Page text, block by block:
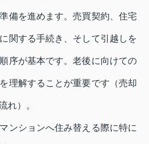
備を進めます。売買契約、住宅
関する手続き、そして引越しを
序が基本です。老後に向けての
理解することが重要です（売却
れ）。
ンションへ住み替える際に特に